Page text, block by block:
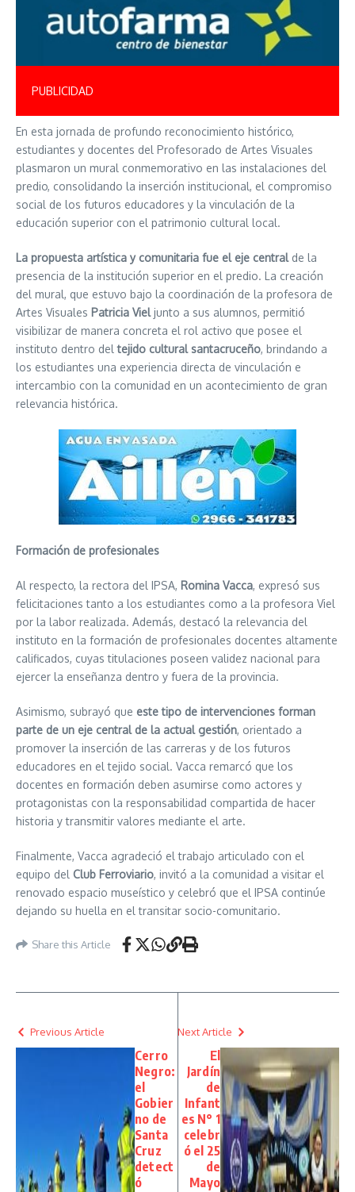
PUBLICIDAD
En esta jornada de profundo reconocimiento histórico,
estudiantes y docentes del Profesorado de Artes Visuales
plasmaron un mural conmemorativo en las instalaciones del
predio, consolidando la inserción institucional, el compromiso
social de los futuros educadores y la vinculación de la
educación superior con el patrimonio cultural local.
La propuesta artística y comunitaria fue el eje centralde la
presencia de la institución superior en el predio. La creación
del mural, que estuvo bajo la coordinación de la profesora de
Artes Visuales Patricia Vieljunto a sus alumnos, permitió
visibilizar de manera concreta el rol activo que posee el
instituto dentro deltejido cultural santacruceño, brindando a
los estudiantes una experiencia directa de vinculación e
intercambio con la comunidad en un acontecimiento de gran
relevancia histórica.
Formación de profesionales
Al respecto, la rectora del IPSA, Romina Vacca, expresó sus
felicitaciones tanto a los estudiantes como a la profesora Viel
por la labor realizada. Además, destacó la relevancia del
instituto en la formación de profesionales docentes altamente
calificados, cuyas titulaciones poseen validez nacional para
ejercer la enseñanza dentro y fuera de la provincia.
Asimismo, subrayó que este tipo de intervenciones forman
parte de un eje central de la actual gestión, orientado a
promover la inserción de las carreras y de los futuros
educadores en el tejido social. Vacca remarcó que los
docentes en formación deben asumirse como actores y
protagonistas con la responsabilidad compartida de hacer
historia y transmitir valores mediante el arte.
Finalmente, Vacca agradeció el trabajo articulado con el
equipo del Club Ferroviario, invitó a la comunidad a visitar el
renovado espacio museístico y celebró que el IPSA continúe
dejando su huella en el transitar socio-comunitario.
Share this Article
Previous Article
Cerro
Negro:
el
Gobier
no de
Santa
Cruz
detect
ó
Next Article
El
Jardín
de
Infant
es N° 1
celebr
ó el 25
de
Mayo